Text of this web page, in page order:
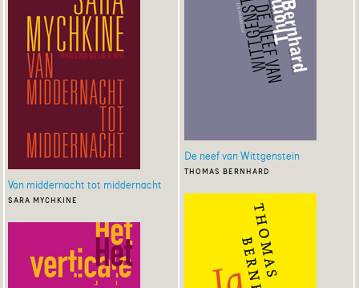
Van middernacht tot middernacht
sara mychkine
De neef van Wittgenstein
thomas bernhard